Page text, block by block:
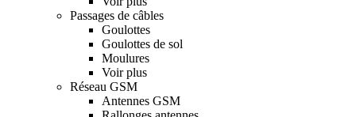
Passages de câbles
Goulottes
Goulottes de sol
Moulures
Voir plus
Réseau GSM
Antennes GSM